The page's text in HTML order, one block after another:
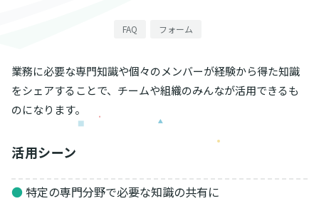
FAQ フォーム
業務に必要な専門知識や個々のメンバーが経験から得た知識
をシェアすることで、チームや組織のみんなが活用できるも
のになります。
活用シーン
● 特定の専門分野で必要な知識の共有に